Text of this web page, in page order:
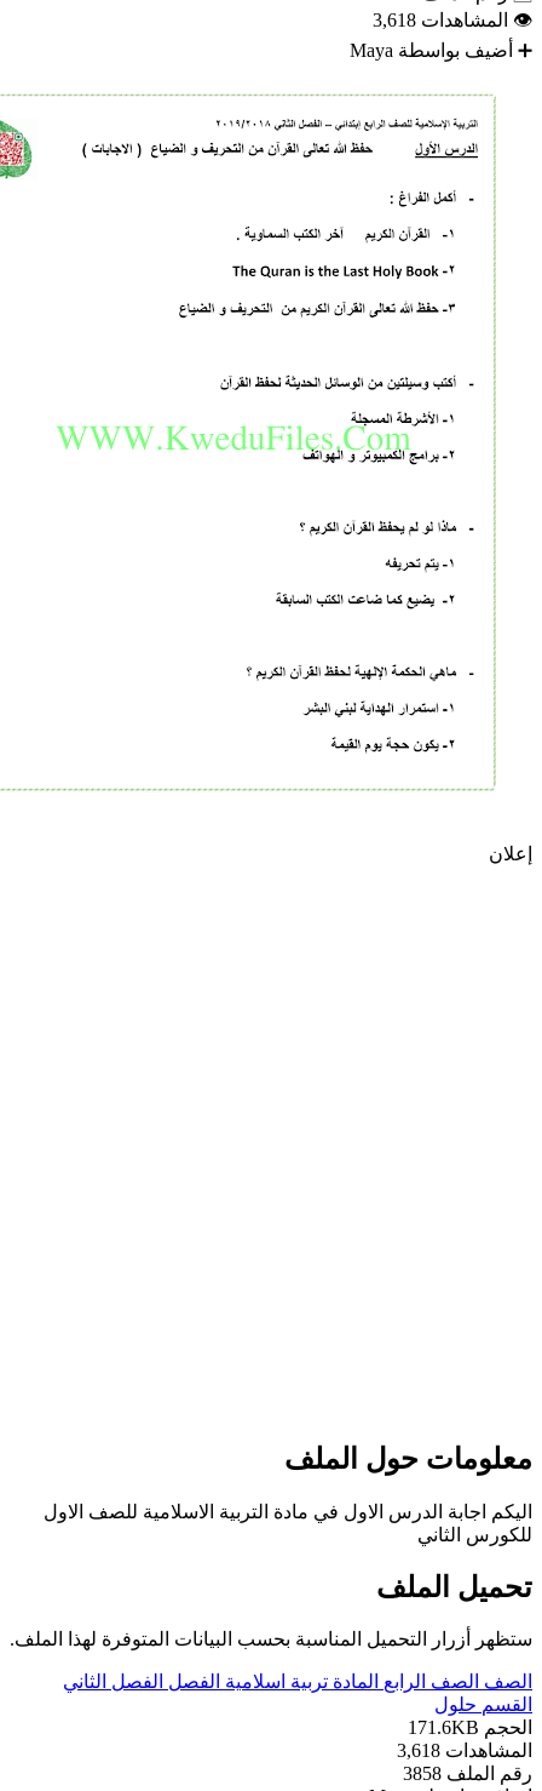
3,618
بواسطة Maya
حول الملف
الدرس الاول في مادة التربية الاسلامية للصف الاول
الملف
التحميل المناسبة بحسب البيانات المتوفرة لهذا الملف.
الرابع المادة تربية اسلامية الفصل الفصل الثاني
حلول
3,618
3858